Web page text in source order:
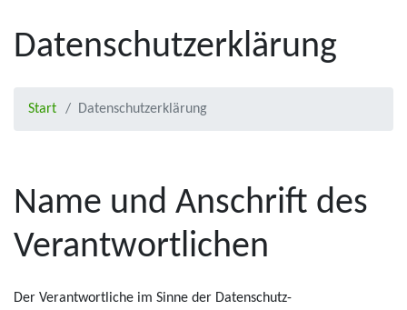
Datenschutzerklärung
Start Datenschutzerklärung
Name und Anschrift des
Verantwortlichen
Der Verantwortliche im Sinne der Datenschutz-